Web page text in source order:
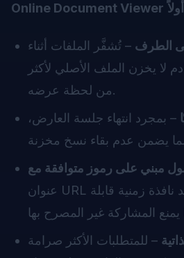
Online Document Viewer
الطرف – تُشفَّر الملفات أثناء
لا يخزن الملف الأصلي لأكثر
من لحظة عرضه.
– بمجرد انتهاء جلسة العارض،
عنوان URL موقعًا ينتهي صلاحيته بعد نافذة زمنية قابلة
– للمتطلبات الأكثر صرامة